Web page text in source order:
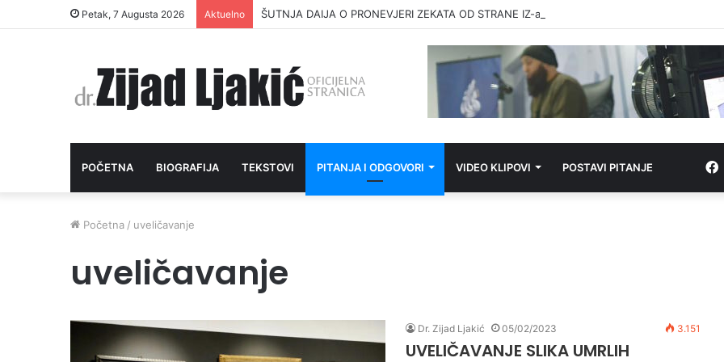
Petak, 7 Augusta 2026 Aktuelno ŠUTNJA DAIJA O PRONEVJERI ZEKATA OD STRANE IZ-a
POČETNA BIOGRAFIJA TEKSTOVI PITANJA I ODGOVORI VIDEO KLIPOVI POSTAVI PITANJE
Početna / uveličavanje
uveličavanje
Dr. Zijad Ljakić 05/02/2023 3.151
UVELIČAVANJE SLIKA UMRLIH